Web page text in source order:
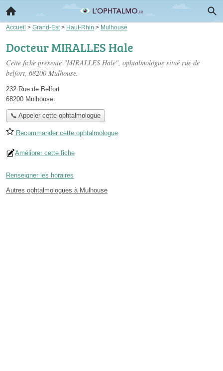
Accueil > Grand-Est > Haut-Rhin > Mulhouse
Docteur MIRALLES Hale
Cette fiche présente "MIRALLES Hale", ophtalmologue situé rue de
belfort, 68200 Mulhouse.
232 Rue de Belfort
68200 Mulhouse
📞 Appeler cette ophtalmologue
Recommander cette ophtalmologue
Améliorer cette fiche
Renseigner les horaires
Autres ophtalmologues à Mulhouse